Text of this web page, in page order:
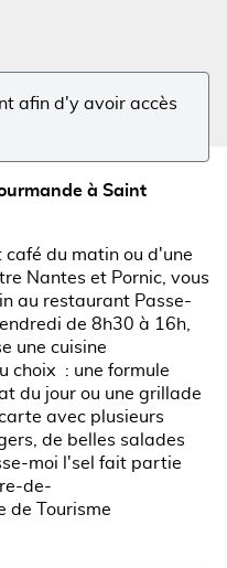
afin d'y avoir accès
à Saint
du matin ou d'une
Nantes et Pornic, vous
au restaurant Passe-
de 8h30 à 16h,
une cuisine
choix : une formule
du jour ou une grillade
avec plusieurs
de belles salades
moi l'sel fait partie
de-
de Tourisme